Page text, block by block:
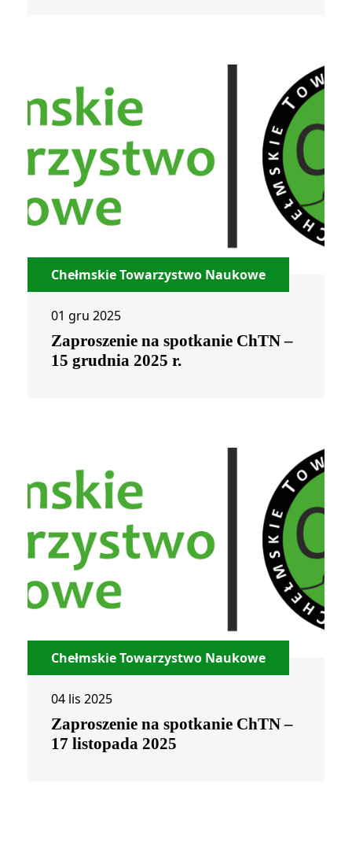
Chełmskie Towarzystwo Naukowe
01 gru 2025
Zaproszenie na spotkanie ChTN –
15 grudnia 2025 r.
Chełmskie Towarzystwo Naukowe
04 lis 2025
Zaproszenie na spotkanie ChTN –
17 listopada 2025